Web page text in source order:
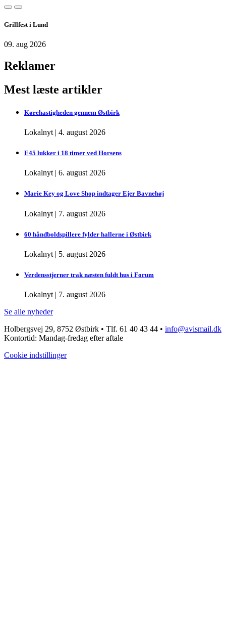
Grillfest i Lund
09. aug 2026
Reklamer
Mest læste artikler
Kørehastigheden gennem Østbirk
Lokalnyt | 4. august 2026
E45 lukker i 18 timer ved Horsens
Lokalnyt | 6. august 2026
Marie Key og Love Shop indtager Ejer Bavnehøj
Lokalnyt | 7. august 2026
60 håndboldspillere fylder hallerne i Østbirk
Lokalnyt | 5. august 2026
Verdensstjerner trak næsten fuldt hus i Forum
Lokalnyt | 7. august 2026
Se alle nyheder
Holbergsvej 29, 8752 Østbirk • Tlf. 61 40 43 44 • info@avismail.dk
Kontortid: Mandag-fredag efter aftale
Cookie indstillinger